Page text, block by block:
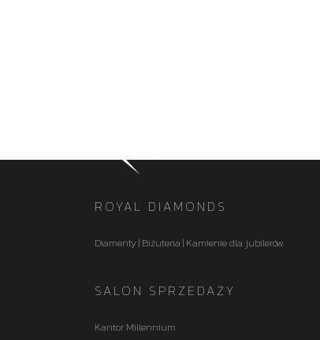
ROYAL DIAMONDS
Diamenty | Biżuteria | Kamienie dla jubilerów
SALON SPRZEDAŻY
Kantor Millennium